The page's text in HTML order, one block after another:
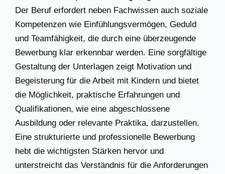
Der Beruf erfordert neben Fachwissen auch soziale
Kompetenzen wie Einfühlungsvermögen, Geduld
und Teamfähigkeit, die durch eine überzeugende
Bewerbung klar erkennbar werden. Eine sorgfältige
Gestaltung der Unterlagen zeigt Motivation und
Begeisterung für die Arbeit mit Kindern und bietet
die Möglichkeit, praktische Erfahrungen und
Qualifikationen, wie eine abgeschlossene
Ausbildung oder relevante Praktika, darzustellen.
Eine strukturierte und professionelle Bewerbung
hebt die wichtigsten Stärken hervor und
unterstreicht das Verständnis für die Anforderungen